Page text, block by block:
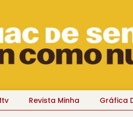
Revista Minha Gráfica